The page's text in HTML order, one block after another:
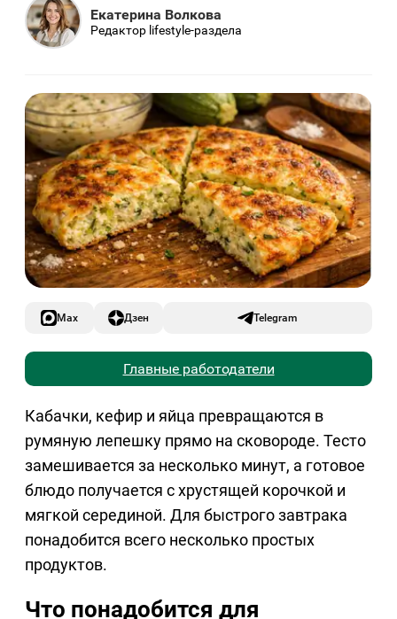
Екатерина Волкова
Редактор lifestyle-раздела
Max Дзен Telegram
Главные работодатели
Кабачки, кефир и яйца превращаются в
румяную лепешку прямо на сковороде. Тесто
замешивается за несколько минут, а готовое
блюдо получается с хрустящей корочкой и
мягкой серединой. Для быстрого завтрака
понадобится всего несколько простых
продуктов.
Что понадобится для